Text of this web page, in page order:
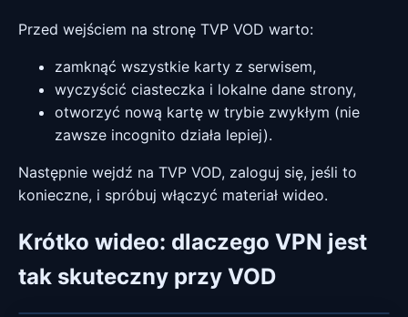
Przed wejściem na stronę TVP VOD warto:
zamknąć wszystkie karty z serwisem,
wyczyścić ciasteczka i lokalne dane strony,
otworzyć nową kartę w trybie zwykłym (nie
zawsze incognito działa lepiej).
Następnie wejdź na TVP VOD, zaloguj się, jeśli to
konieczne, i spróbuj włączyć materiał wideo.
Krótko wideo: dlaczego VPN jest
tak skuteczny przy VOD